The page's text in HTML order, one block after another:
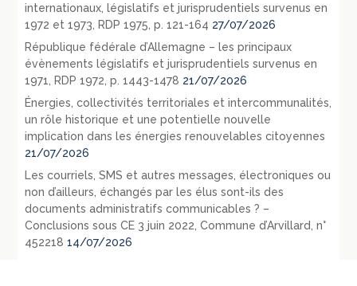
internationaux, législatifs et jurisprudentiels survenus en
1972 et 1973, RDP 1975, p. 121-164 27/07/2026
République fédérale d’Allemagne – les principaux
évènements législatifs et jurisprudentiels survenus en
1971, RDP 1972, p. 1443-1478 21/07/2026
Énergies, collectivités territoriales et intercommunalités,
un rôle historique et une potentielle nouvelle
implication dans les énergies renouvelables citoyennes
21/07/2026
Les courriels, SMS et autres messages, électroniques ou
non d’ailleurs, échangés par les élus sont-ils des
documents administratifs communicables ? –
Conclusions sous CE 3 juin 2022, Commune d’Arvillard, n°
452218 14/07/2026